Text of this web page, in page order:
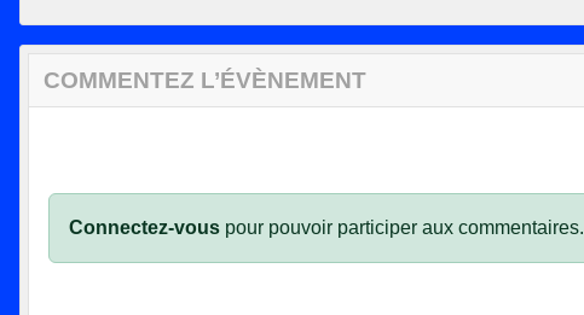
COMMENTEZ L’ÉVÈNEMENT
Connectez-vous pour pouvoir participer aux commentaires.